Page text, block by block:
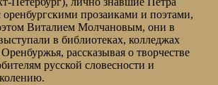
прозаиками и поэтами,
Виталием Молчановым, они в
в библиотеках, колледжах
рассказывая о творчестве
русской словесности и